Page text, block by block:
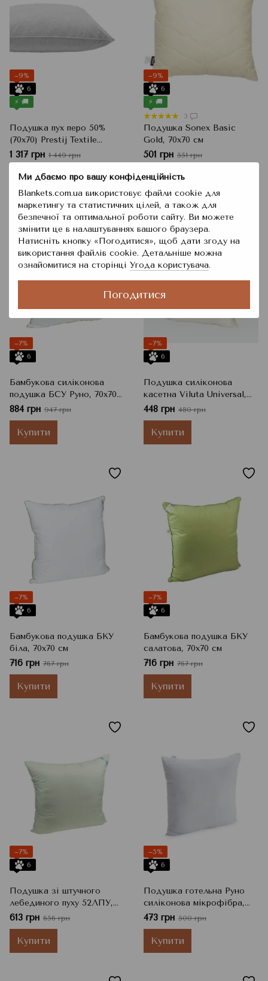
Ми дбаємо про вашу конфіденційність
Blankets.com.ua використовує файли cookie для
маркетингу та статистичних цілей, а також для
безпечної та оптимальної роботи сайту. Ви можете
змінити це в налаштуваннях вашого браузера.
Натисніть кнопку «Погодитися», щоб дати згоду на
використання файлів cookie. Детальніше можна
ознайомитися на сторінці Угода користувача.
Погодитися
−9%
6
⚡ 🚚
Подушка пух перо 50%
(70x70) Prestij Textile
GOOSE DOWN 225284,
70x70 см
1 317 грн 1 449 грн
Купити
−9%
6
⚡ 🚚
3
Подушка Sonex Basic
Gold, 70x70 см
501 грн 551 грн
Купити
−7%
6
Бамбукова силіконова
подушка БСУ Руно, 70x70
см, 950 г
884 грн 947 грн
Купити
−7%
6
Подушка силіконова
касетна Viluta Universal,
70x70 см
448 грн 480 грн
Купити
−7%
6
Бамбукова подушка БКУ
біла, 70x70 см
716 грн 767 грн
Купити
−7%
6
Бамбукова подушка БКУ
салатова, 70x70 см
716 грн 767 грн
Купити
−7%
6
Подушка зі штучного
лебединого пуху 52ЛПУ,
70x70 см
613 грн 656 грн
Купити
−5%
6
Подушка готельна Руно
силіконова мікрофібра,
70x70 см
473 грн 500 грн
Купити